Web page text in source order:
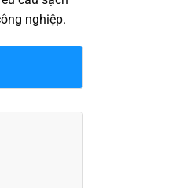
nghiệp.